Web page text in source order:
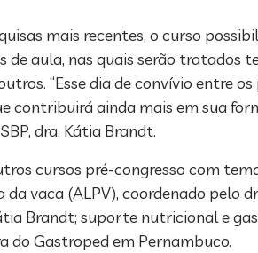
mais recentes, o curso
de aula, nas quais serão tratados
“Esse dia de convívio entre
contribuirá ainda mais em sua
dra. Kátia Brandt.
cursos pré-congresso com
da vaca (ALPV), coordenado pelo
Brandt; suporte nutricional e
do Gastroped em Pernambuco.